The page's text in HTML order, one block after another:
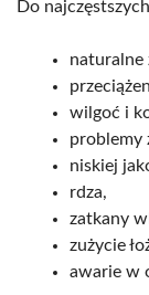
Do
naturalne
wilgoć i
problemy
niskiej
rdza,
zatkany
zużycie
awarie w